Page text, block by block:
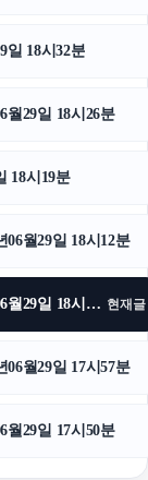
일 18시32분
월29일 18시26분
18시19분
월29일 18시12분
마포하수구막힘 상담 전 확인사항 2026년06월29일 18시05분 현재글
월29일 17시57분
월29일 17시50분